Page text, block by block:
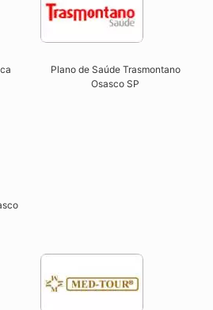
Plano de Saúde Trasmontano
Osasco SP​